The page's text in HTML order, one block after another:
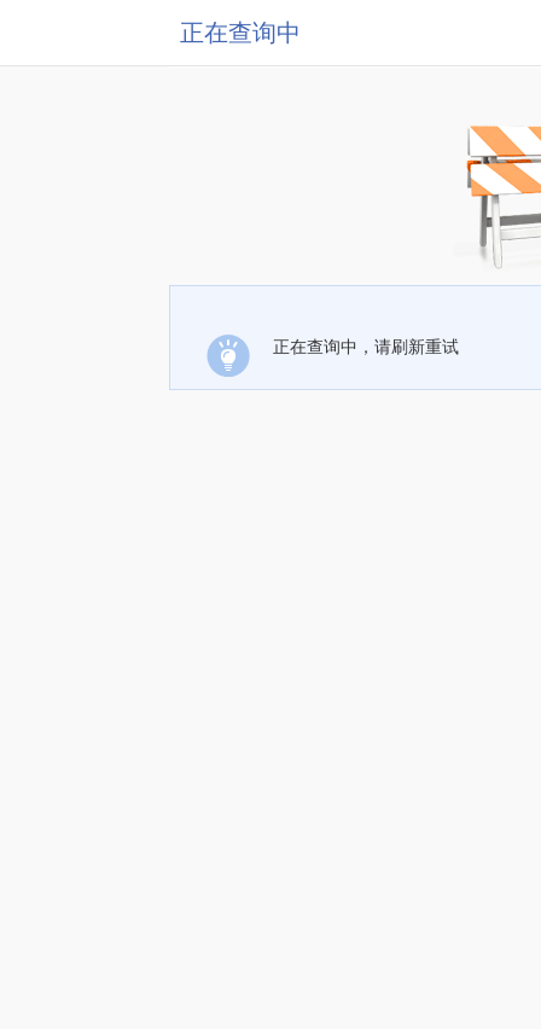
正在查询中
正在查询中，请刷新重试